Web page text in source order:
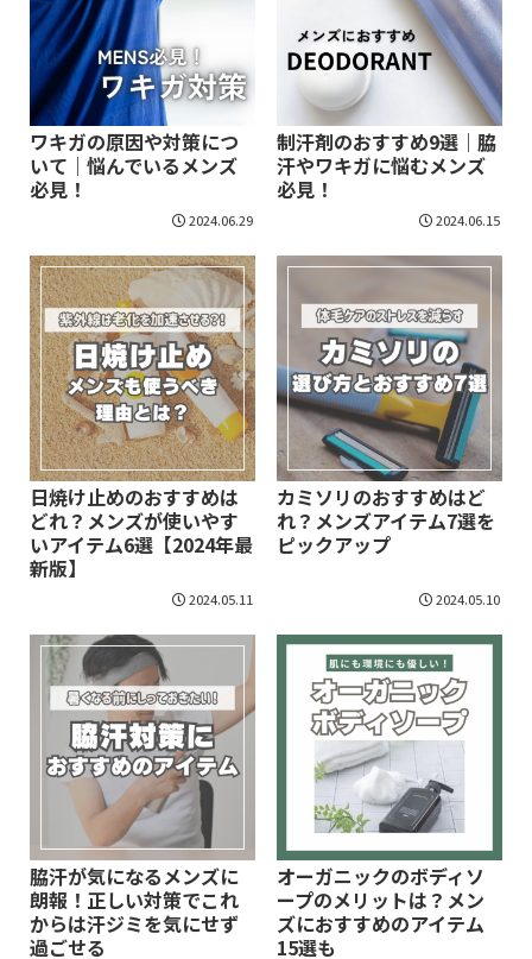
ワキガの原因や対策につ
いて｜悩んでいるメンズ
必見！
2024.06.29
制汗剤のおすすめ9選｜脇
汗やワキガに悩むメンズ
必見！
2024.06.15
日焼け止めのおすすめは
どれ？メンズが使いやす
いアイテム6選【2024年最
新版】
2024.05.11
カミソリのおすすめはど
れ？メンズアイテム7選を
ピックアップ
2024.05.10
脇汗が気になるメンズに
朗報！正しい対策でこれ
からは汗ジミを気にせず
過ごせる
オーガニックのボディソ
ープのメリットは？メン
ズにおすすめのアイテム
15選も